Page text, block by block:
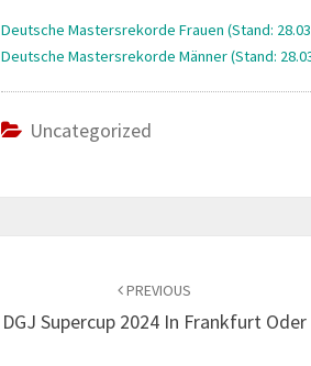
Deutsche Mastersrekorde Frauen (Stand:
Deutsche Mastersrekorde Männer (Stand:
Uncategorized
PREVIOUS
DGJ Supercup 2024 In Frankfurt Oder